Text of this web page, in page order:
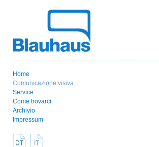
Home
Comunicazione visiva
Service
Come trovarci
Archivio
Impressum
DT IT